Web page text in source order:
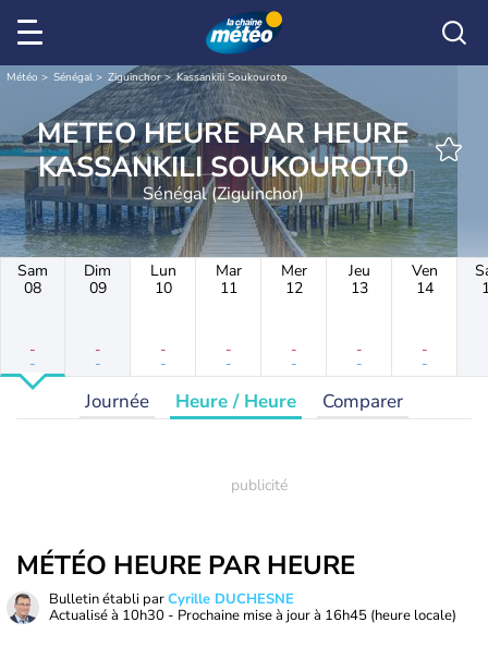
Météo Sénégal Ziguinchor Kassankili Soukouroto
METEO HEURE PAR HEURE
KASSANKILI SOUKOUROTO
Sénégal (Ziguinchor)
Sam
08
-
-
Dim
09
-
-
Lun
10
-
-
Mar
11
-
-
Mer
12
-
-
Jeu
13
-
-
Ven
14
-
-
Journée Heure / Heure Comparer
MÉTÉO HEURE PAR HEURE
Bulletin établi parCyrille DUCHESNE
Actualisé à 10h30 - Prochaine mise à jour à 16h45 (heure locale)